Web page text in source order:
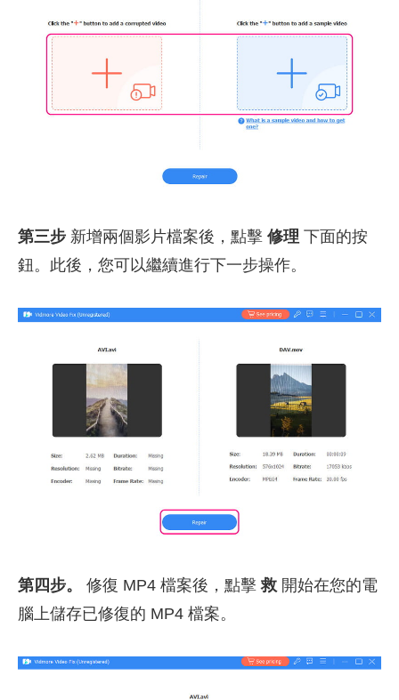
第三步 新增兩個影片檔案後，點擊 修理 下面的按
鈕。此後，您可以繼續進行下一步操作。
第四步。 修復 MP4 檔案後，點擊救 開始在您的電
腦上儲存已修復的 MP4 檔案。